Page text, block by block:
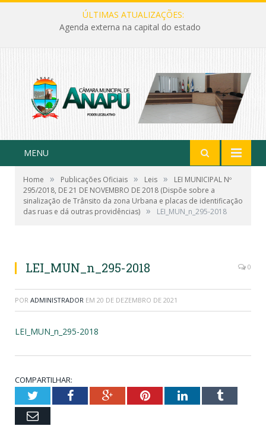
ÚLTIMAS ATUALIZAÇÕES:
Agenda externa na capital do estado
MENU
Home » Publicações Oficiais » Leis »
LEI MUNICIPAL Nº
295/2018, DE 21 DE NOVEMBRO DE 2018 (Dispõe sobre a
sinalização de Trânsito da zona Urbana e placas de identificação
das ruas e dá outras providências) » LEI_MUN_n_295-2018
LEI_MUN_n_295-2018 0
POR ADMINISTRADOR EM 20 DE DEZEMBRO DE 2021
LEI_MUN_n_295-2018
COMPARTILHAR:
TwitterFacebookGoogle+PinterestLinkedInTumblr
Email